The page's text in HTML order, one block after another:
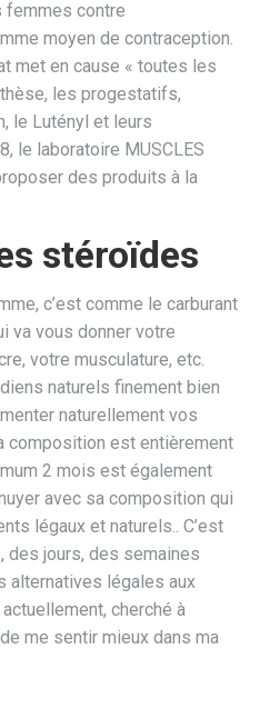
femmes contre
moyen de contraception.
met en cause « toutes les
les progestatifs,
le Lutényl et leurs
le laboratoire MUSCLES
des produits à la
stéroïdes
c’est comme le carburant
va vous donner votre
votre musculature, etc.
naturels finement bien
naturellement vos
composition est entièrement
2 mois est également
avec sa composition qui
légaux et naturels.. C’est
des jours, des semaines
alternatives légales aux
cherché à
me sentir mieux dans ma